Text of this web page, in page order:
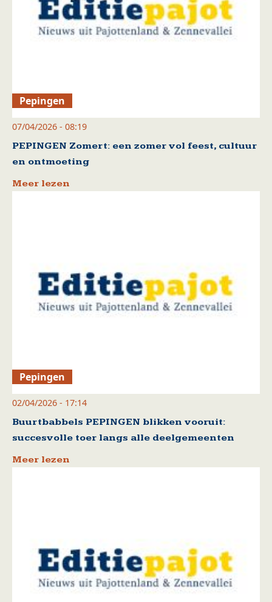
Pepingen
07/04/2026 - 08:19
PEPINGEN Zomert: een zomer vol feest, cultuur
en ontmoeting
Meer lezen
Pepingen
02/04/2026 - 17:14
Buurtbabbels PEPINGEN blikken vooruit:
succesvolle toer langs alle deelgemeenten
Meer lezen